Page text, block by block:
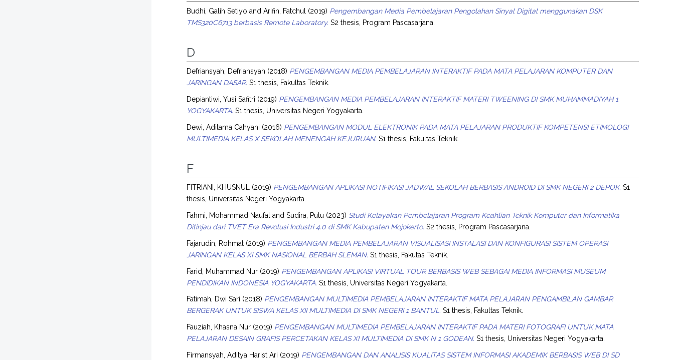
Budhi, Galih Setiyo andArifin, Fatchul (2019) Pengembangan Media Pembelajaran Pengolahan Sinyal Digital menggunakan DSK
TMS320C6713 berbasis Remote Laboratory. S2 thesis, Program Pascasarjana.
D
Defriansyah, Defriansyah (2018) PENGEMBANGAN MEDIA PEMBELAJARAN INTERAKTIF PADA MATA PELAJARAN KOMPUTER DAN
JARINGAN DASAR. S1 thesis, Fakultas Teknik.
Depiantiwi, Yusi Safitri (2019) PENGEMBANGAN MEDIA PEMBELAJARAN INTERAKTIF MATERI TWEENING DI SMK MUHAMMADIYAH 1
YOGYAKARTA. S1 thesis, Universitas Negeri Yogyakarta.
Dewi, Aditama Cahyani (2016) PENGEMBANGAN MODUL ELEKTRONIK PADA MATA PELAJARAN PRODUKTIF KOMPETENSI ETIMOLOGI
MULTIMEDIA KELAS X SEKOLAH MENENGAH KEJURUAN. S1 thesis, Fakultas Teknik.
F
FITRIANI, KHUSNUL (2019) PENGEMBANGAN APLIKASI NOTIFIKASI JADWAL SEKOLAH BERBASIS ANDROID DI SMK NEGERI 2 DEPOK. S1
thesis, Universitas Negeri Yogyakarta.
Fahmi, Mohammad Naufal andSudira, Putu (2023) Studi Kelayakan Pembelajaran Program Keahlian Teknik Komputer dan Informatika
Ditinjau dari TVET Era Revolusi Industri 4.0 di SMK Kabupaten Mojokerto. S2 thesis, Program Pascasarjana.
Fajarudin, Rohmat (2019) PENGEMBANGAN MEDIA PEMBELAJARAN VISUALISASI INSTALASI DAN KONFIGURASI SISTEM OPERASI
JARINGAN KELAS XI SMK NASIONAL BERBAH SLEMAN. S1 thesis, Fakutas Teknik.
Farid, Muhammad Nur (2019) PENGEMBANGAN APLIKASI VIRTUAL TOUR BERBASIS WEB SEBAGAI MEDIA INFORMASI MUSEUM
PENDIDIKAN INDONESIA YOGYAKARTA. S1 thesis, Universitas Negeri Yogyakarta.
Fatimah, Dwi Sari (2018) PENGEMBANGAN MULTIMEDIA PEMBELAJARAN INTERAKTIF MATA PELAJARAN PENGAMBILAN GAMBAR
BERGERAK UNTUK SISWA KELAS XII MULTIMEDIA DI SMK NEGERI 1 BANTUL. S1 thesis, Fakultas Teknik.
Fauziah, Khasna Nur (2019) PENGEMBANGAN MULTIMEDIA PEMBELAJARAN INTERAKTIF PADA MATERI FOTOGRAFI UNTUK MATA
PELAJARAN DESAIN GRAFIS PERCETAKAN KELAS XI MULTIMEDIA DI SMK N 1 GODEAN. S1 thesis, Universitas Negeri Yogyakarta.
Firmansyah, Aditya Harist Ari (2019) PENGEMBANGAN DAN ANALISIS KUALITAS SISTEM INFORMASI AKADEMIK BERBASIS WEB DI SD